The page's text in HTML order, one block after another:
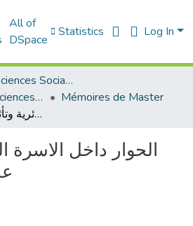
All of
DSpace
Statistics Log In
Faculté des Sciences Sociales
Département des sciences sociales
Mémoires de Master
الحوار داخل الاسرة الجزائرية وتأثيره على تربية الطفل
الحوار داخل الاسرة